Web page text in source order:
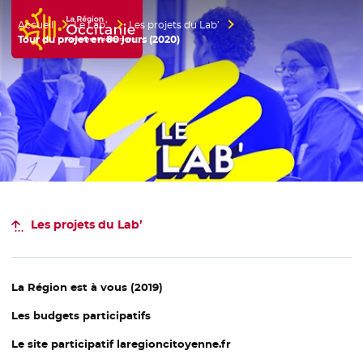
Accueil Région Occitanie / Pyrénées-Méditerranée
Accueil Le Lab’
Les projets du Lab’
Tour du projet en 80 jours (2020)
Les projets du Lab’
La Région est à vous (2019)
Les budgets participatifs
Le site participatif laregioncitoyenne.fr